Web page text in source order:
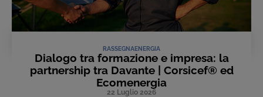
RASSEGNAENERGIA
Dialogo tra formazione e impresa: la
partnership tra Davante | Corsicef® ed
Ecomenergia
22 Luglio 2026